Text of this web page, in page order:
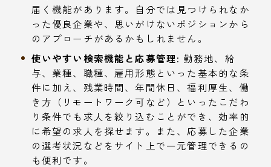
届く機能があります。自分では見つけられなか
った優良企業や、思いがけないポジションから
のアプローチがあるかもしれません。
使いやすい検索機能と応募管理: 勤務地、給
与、業種、職種、雇用形態といった基本的な条
件に加え、残業時間、年間休日、福利厚生、働
き方（リモートワーク可など）といったこだわ
り条件でも求人を絞り込むことができ、効率的
に希望の求人を探せます。また、応募した企業
の選考状況などをサイト上で一元管理できるの
も便利です。